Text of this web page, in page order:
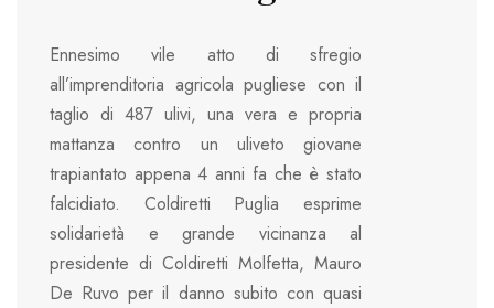
Ennesimo vile atto di sfregio
all’imprenditoria agricola pugliese con il
taglio di 487 ulivi, una vera e propria
mattanza contro un uliveto giovane
trapiantato appena 4 anni fa che è stato
falcidiato. Coldiretti Puglia esprime
solidarietà e grande vicinanza al
presidente di Coldiretti Molfetta, Mauro
De Ruvo per il danno subito con quasi